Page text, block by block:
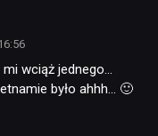
wciąż jednego…
było ahhh… 🙂